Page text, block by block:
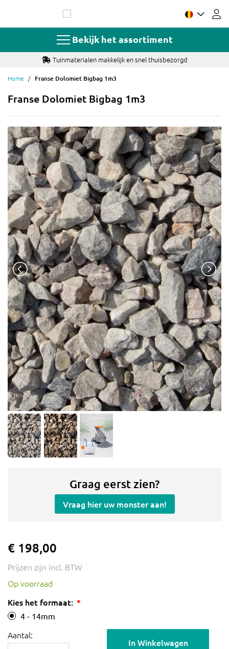
de
Bekijk het assortiment
Tuinmaterialen makkelijk en snel thuisbezorgd
Home Franse Dolomiet Bigbag 1m3
Franse Dolomiet Bigbag 1m3
Graag eerst zien?
Vraag hier uw monster aan!
€ 198,00
Prijzen zijn incl. BTW
Op voorraad
Kies het formaat:
4 - 14mm
Aantal:
In Winkelwagen